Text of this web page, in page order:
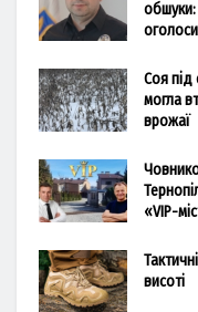
обшуки:
Соя під
могла
врожаї
«VIP-
висоті